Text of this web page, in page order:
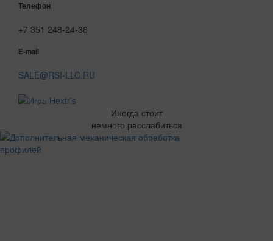
Телефон
+7 351 248-24-36
E-mail
SALE@RSI-LLC.RU
Иногда стоит
немного расслабиться